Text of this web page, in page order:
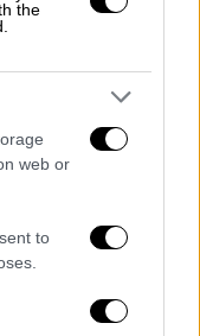
the
web or
to
ένα σταθερό